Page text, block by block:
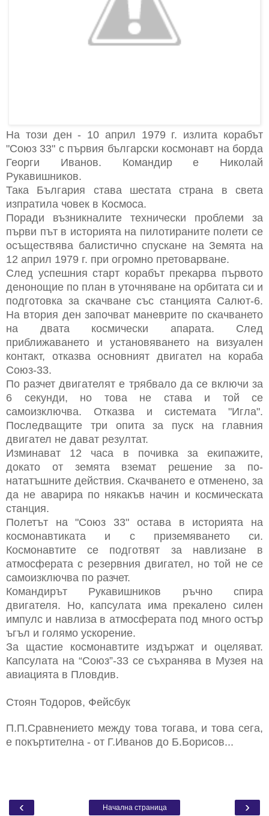
На този ден - 10 април 1979 г. излита корабът
"Союз 33" с първия български космонавт на борда
Георги Иванов. Командир е Николай
Рукавишников.
Така България става шестата страна в света
изпратила човек в Космоса.
Поради възникналите технически проблеми за
първи път в историята на пилотираните полети се
осъществява балистично спускане на Земята на
12 април 1979 г. при огромно претоварване.
След успешния старт корабът прекарва първото
денонощие по план в уточняване на орбитата си и
подготовка за скачване със станцията Салют-6.
На втория ден започват маневрите по скачването
на двата космически апарата. След
приближаването и установяването на визуален
контакт, отказва основният двигател на кораба
Союз-33.
По разчет двигателят е трябвало да се включи за
6 секунди, но това не става и той се
самоизключва. Отказва и системата "Игла".
Последващите три опита за пуск на главния
двигател не дават резултат.
Изминават 12 часа в почивка за екипажите,
докато от земята вземат решение за по-
нататъшните действия. Скачването е отменено, за
да не аварира по някакъв начин и космическата
станция.
Полетът на "Союз 33" остава в историята на
космонавтиката и с приземяването си.
Космонавтите се подготвят за навлизане в
атмосферата с резервния двигател, но той не се
самоизключва по разчет.
Командирът Рукавишников ръчно спира
двигателя. Но, капсулата има прекалено силен
импулс и навлиза в атмосферата под много остър
ъгъл и голямо ускорение.
За щастие космонавтите издържат и оцеляват.
Капсулата на “Союз”-33 се съхранява в Музея на
авиацията в Пловдив.
Стоян Тодоров, Фейсбук
П.П.Сравнението между това тогава, и това сега,
е покъртителна - от Г.Иванов до Б.Борисов...
‹ ›
Начална страница